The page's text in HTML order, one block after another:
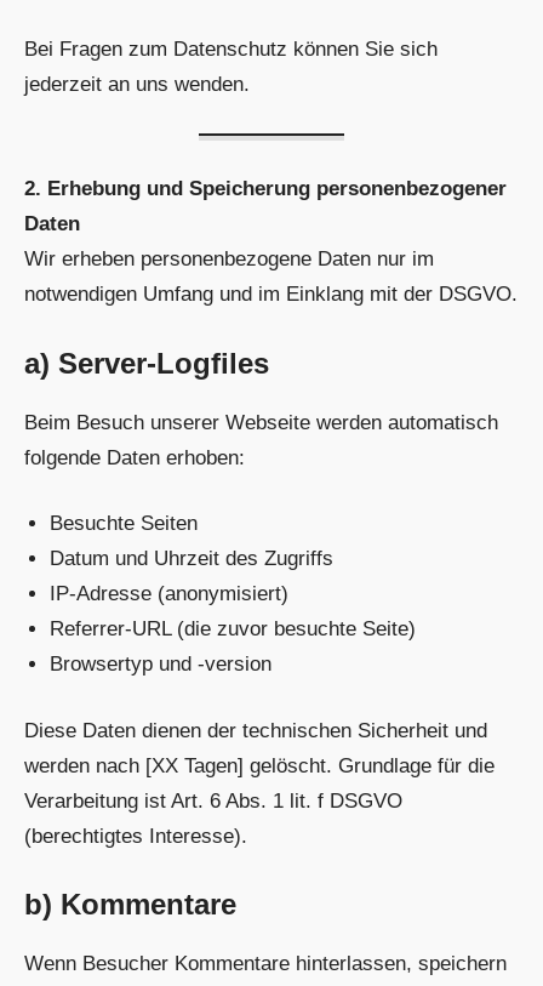
Bei Fragen zum Datenschutz können Sie sich
jederzeit an uns wenden.
2. Erhebung und Speicherung personenbezogener
Daten
Wir erheben personenbezogene Daten nur im
notwendigen Umfang und im Einklang mit der DSGVO.
a) Server-Logfiles
Beim Besuch unserer Webseite werden automatisch
folgende Daten erhoben:
Besuchte Seiten
Datum und Uhrzeit des Zugriffs
IP-Adresse (anonymisiert)
Referrer-URL (die zuvor besuchte Seite)
Browsertyp und -version
Diese Daten dienen der technischen Sicherheit und
werden nach [XX Tagen] gelöscht. Grundlage für die
Verarbeitung ist Art. 6 Abs. 1 lit. f DSGVO
(berechtigtes Interesse).
b) Kommentare
Wenn Besucher Kommentare hinterlassen, speichern